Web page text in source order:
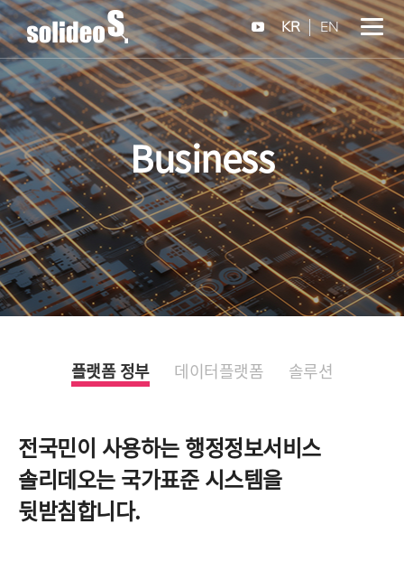
KR EN
Business
플랫폼 정부 데이터플랫폼 솔루션
전국민이 사용하는 행정정보서비스
솔리데오는 국가표준 시스템을
뒷받침합니다.